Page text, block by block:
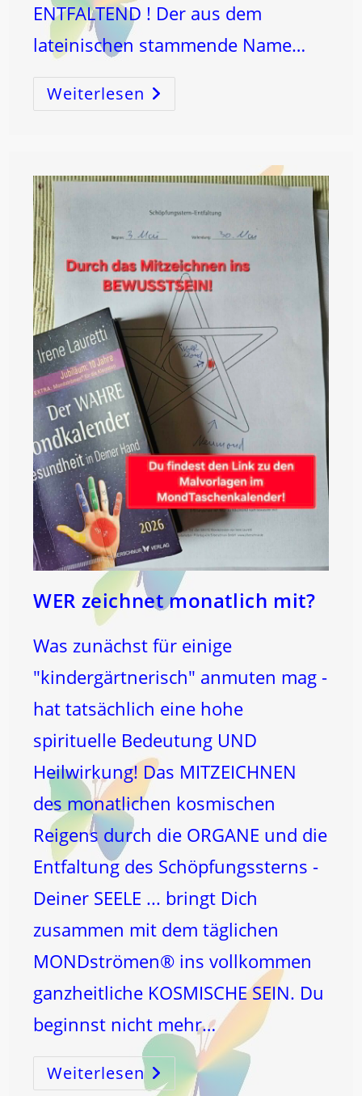
ENTFALTEND ! Der aus dem
lateinischen stammende Name…
Weiterlesen Pfingsten
Pentecost
Schöpfung!
WER zeichnet monatlich mit?
Was zunächst für einige
"kindergärtnerisch" anmuten mag -
hat tatsächlich eine hohe
spirituelle Bedeutung UND
Heilwirkung! Das MITZEICHNEN
des monatlichen kosmischen
Reigens durch die ORGANE und die
Entfaltung des Schöpfungssterns -
Deiner SEELE ... bringt Dich
zusammen mit dem täglichen
MONDströmen® ins vollkommen
ganzheitliche KOSMISCHE SEIN. Du
beginnst nicht mehr…
WeiterlesenWER
Zeichnet
Monatlich